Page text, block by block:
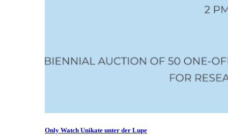
Only Watch Unikate unter der Lupe